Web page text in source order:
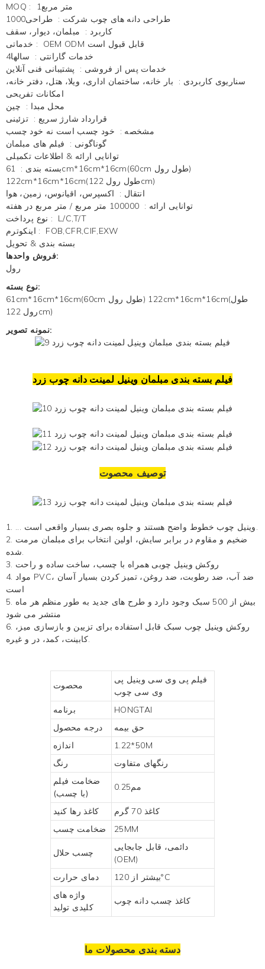
MOQ :
متر مربع1
طراحی دانه های چوب شرکت : طراحی1000
کاربرد :
مبلمان، دیوار، سقف
:
OEM ODM قابل قبول است
خدمات گارانتی :
سالها4
خدمات پس از فروشی :
پشتیبانی فنی آنلاین
سناریوی کاربردی :
بار خانه، ساختمان اداری، ویلا، هتل، دفتر خانه،
امکانات تفریحی
محل مبدا :
چین
قرارداد شارژ سریع : تزئینی
مشخصه :
خود چسب است نه خود چسب
گوناگونی :
فیلم های مبلمان
توانایی ارائه & اطلاعات تکمیلی
بسته بندی : 61cm*16cm*16cm(60cm طول رول)
122cm*16cm*16cm(طول رول 122cm)
انتقال :
اکسپرس، اقیانوس، زمین، هوا
توانایی ارائه :
:
L/C,T/T
:
FOB,CFR,CIF,EXW
بسته بندی & تحویل
فروش واحدها:
رول
نوع بسته:
61cm*16cm*16cm(60cm طول رول) 122cm*16cm*16cm(طول
رول 122cm)
نمونه تصویر:
فیلم بسته بندی مبلمان وینیل لمینت دانه چوب زرد
توصیف محصوت
1. ... وینیل چوبخطوط واضح هستند و جلوه بصری بسیار واقعی است.
2. ضخیم و مقاوم در برابر سایش، اولین انتخاب برای مبلمان مرمت
شده.
3.
روکش وینیل چوبیهمراه با چسب، ساخت ساده و راحت
4. مواد PVC، ضد آب، ضد رطوبت، ضد روغن، تمیز کردن بسیار آسان
است
5. بیش از 500 سبک وجود دارد و طرح های جدید به طور منظم هر ماه
منتشر می شود
6.
روکش وینیل چوب سبک قابل استفاده برای تزیین و بازسازی میز،
کابینت، کمد، در و غیره.
محصوت
فیلم پی وی سی وینیل پی
وی سی چوب
برنامه
HONGTAI
درجه محصول
حق بیمه
اندازه
1.22*50M
رنگ
رنگهای متفاوت
ضخامت فیلم
(با چسب)
مم0.25
کاغذ رها کنید
کاغذ 70 گرم
ضخامت چسب
25MM
چسب حلال
دائمی، قابل جابجایی
(OEM)
دمای حرارت
بیشتر از 120°C
واژه های
کلیدی تولید
کاغذ چسب دانه چوب
دسته بندی محصولات ما